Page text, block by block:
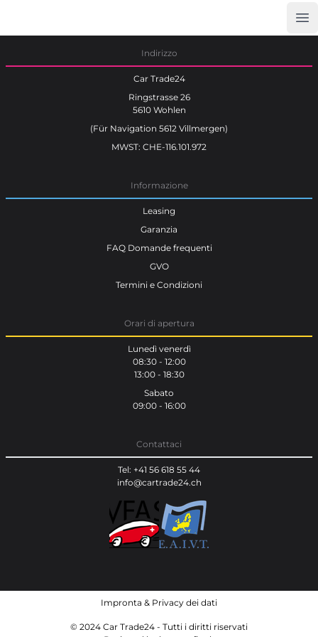
Indirizzo
Car Trade24
Ringstrasse 26
5610 Wohlen
(Für Navigation 5612 Villmergen)
MWST: CHE-116.101.972
Informazione
Leasing
Garanzia
FAQ Domande frequenti
GVO
Termini e Condizioni
Orari di apertura
Lunedì venerdì
08:30 - 12:00
13:00 - 18:30
Sabato
09:00 - 16:00
Contattaci
Tel: +41 56 618 55 44
info@cartrade24.ch
Impronta & Privacy dei dati
© 2024 Car Trade24 - Tutti i diritti riservati